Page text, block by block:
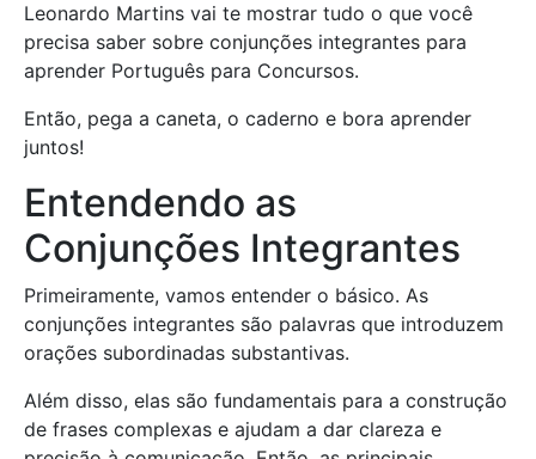
Leonardo Martins vai te mostrar tudo o que você
precisa saber sobre conjunções integrantes para
aprender Português para Concursos.
Então, pega a caneta, o caderno e bora aprender
juntos!
Entendendo as
Conjunções Integrantes
Primeiramente, vamos entender o básico. As
conjunções integrantes são palavras que introduzem
orações subordinadas substantivas.
Além disso, elas são fundamentais para a construção
de frases complexas e ajudam a dar clareza e